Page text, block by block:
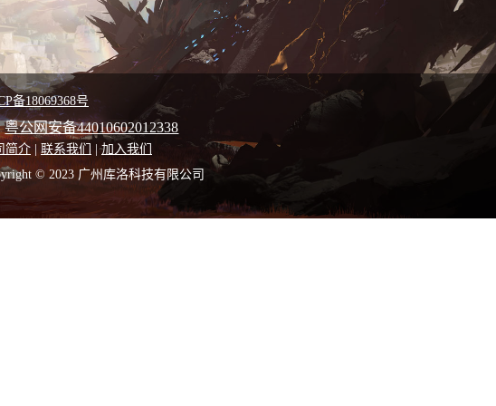
备18069368号
粤公网安备44010602012338
简介 联系我们 |加入我们
© 2023 广州库洛科技有限公司